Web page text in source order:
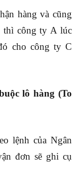
hàng và cũng
thì công ty A lúc
cho công ty C
lô hàng (To
lệnh của Ngân
đơn sẽ ghi cụ